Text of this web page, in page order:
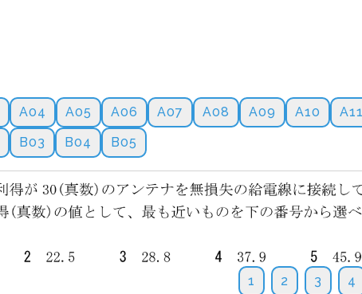
A04 A05 A06 A07 A08 A09 A10 A11
B03 B04 B05
1 2 3 4